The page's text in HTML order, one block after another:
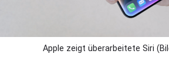
Apple zeigt überarbeitete Siri